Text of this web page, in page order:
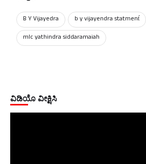
B Y Vijayedra
b y vijayendra statment́
mlc yathindra siddaramaiah
ವಿಡಿಯೊ ವೀಕ್ಷಿಸಿ